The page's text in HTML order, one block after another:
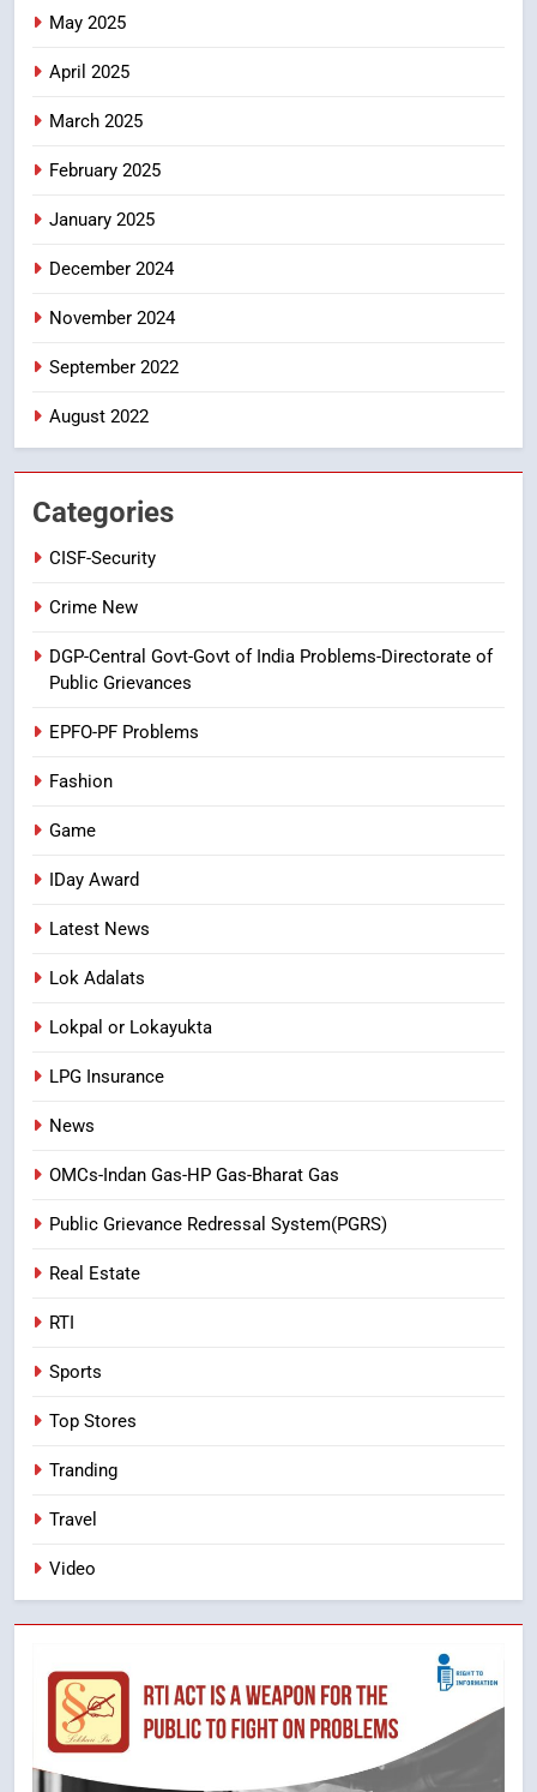
5
7
తిరుమల లడ్డూ నెయ్యి కల్తీ: పవిత్ర
8
Laddu: A Sacred Trust Betrayed
May 2025
April 2025
March 2025
February 2025
January 2025
December 2024
November 2024
September 2022
August 2022
Categories
CISF-Security
Crime New
DGP-Central Govt-Govt of India Problems-Directorate of
Public Grievances
EPFO-PF Problems
Fashion
Game
IDay Award
Latest News
Lok Adalats
Lokpal or Lokayukta
LPG Insurance
News
OMCs-Indan Gas-HP Gas-Bharat Gas
Public Grievance Redressal System(PGRS)
Real Estate
RTI
Sports
Top Stores
Tranding
Travel
Video